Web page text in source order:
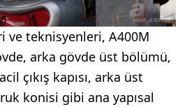
ve teknisyenleri, A400M
arka gövde üst bölümü,
çıkış kapısı, arka üst
konisi gibi ana yapısal